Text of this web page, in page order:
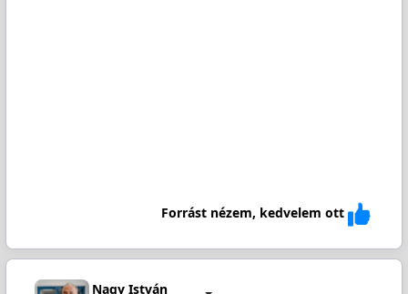
Forrást nézem, kedvelem ott
Nagy István